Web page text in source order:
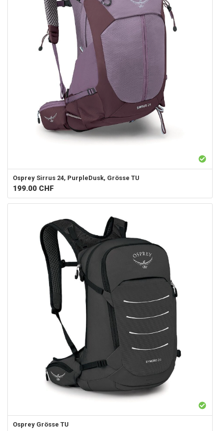
Osprey Sirrus 24, PurpleDusk, Grösse TU
199.00 CHF
Osprey Grösse TU